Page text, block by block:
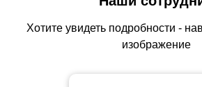
Хотите увидеть подробности -
изображение